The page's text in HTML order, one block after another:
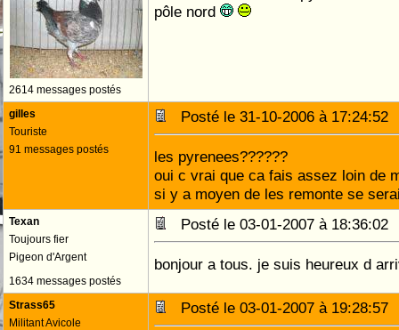
2614 messages postés
pôle nord
gilles
Touriste
91 messages postés
Posté le 31-10-2006 à
les pyrenees??????
oui c vrai que ca fais assez loin de
si y a moyen de les remonte se
Texan
Toujours fier
Pigeon d'Argent
1634 messages postés
Posté le 03-01-2007 à
bonjour a tous. je suis heureux d
Strass65
Militant Avicole
Posté le 03-01-2007 à